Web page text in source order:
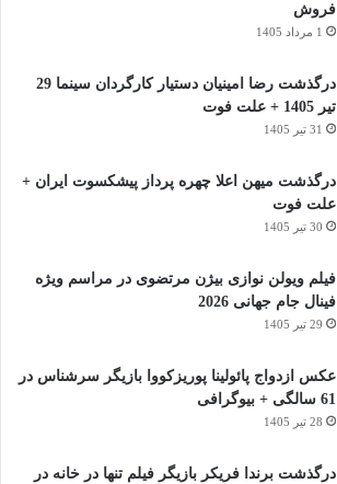
فروش
1 مرداد 1405
درگذشت رضا امینیان دستیار کارگردان سینما 29
تیر 1405 + علت فوت
31 تیر 1405
درگذشت میهن اعلا چهره پرداز پیشکسوت ایران +
علت فوت
30 تیر 1405
فیلم ویولن نوازی بیژن مرتضوی در مراسم ویژه
فینال جام جهانی 2026
29 تیر 1405
عکس ازدواج پائولینا پوریزکووا بازیگر سرشناس در
61 سالگی + بیوگرافی
28 تیر 1405
درگذشت برندا فریکر بازیگر فیلم تنها در خانه در